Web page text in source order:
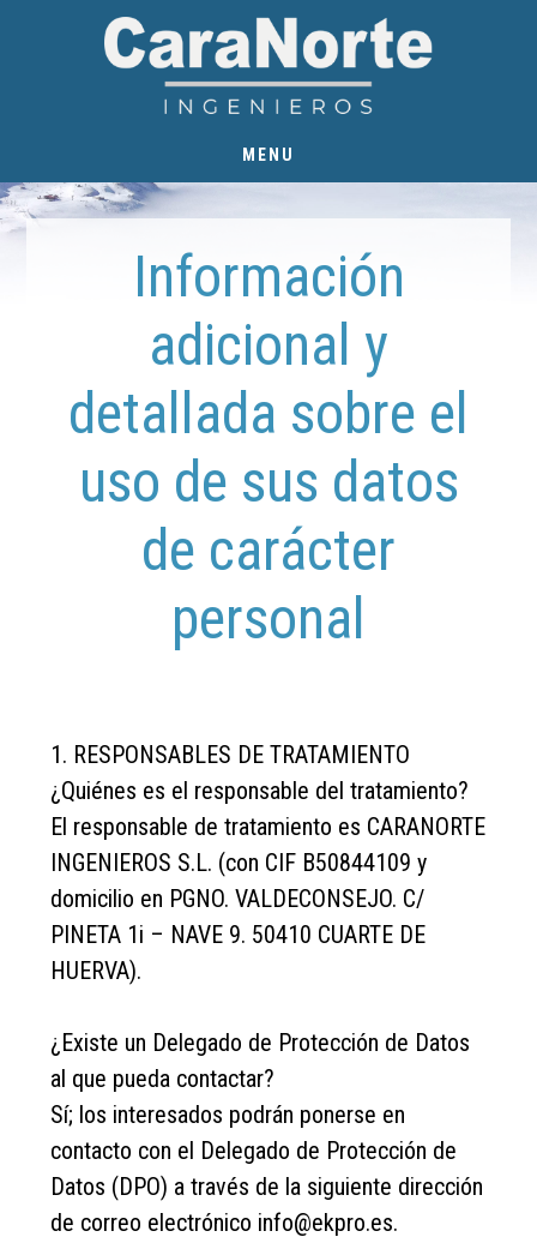
MENU
Información
adicional y
detallada sobre el
uso de sus datos
de carácter
personal
1. RESPONSABLES DE TRATAMIENTO
¿Quiénes es el responsable del tratamiento?
El responsable de tratamiento es CARANORTE
INGENIEROS S.L. (con CIF B50844109 y
domicilio en PGNO. VALDECONSEJO. C/
PINETA 1i – NAVE 9. 50410 CUARTE DE
HUERVA).
¿Existe un Delegado de Protección de Datos
al que pueda contactar?
Sí; los interesados podrán ponerse en
contacto con el Delegado de Protección de
Datos (DPO) a través de la siguiente dirección
de correo electrónico info@ekpro.es.